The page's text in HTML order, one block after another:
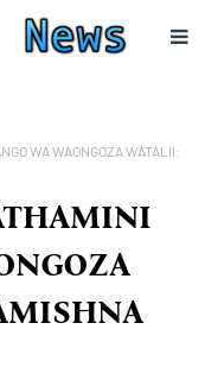
WA WAONGOZA WATALII: